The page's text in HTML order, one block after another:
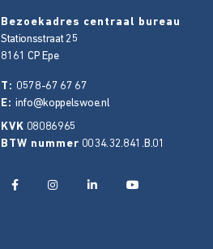
Bezoekadres centraal bureau
Stationsstraat 25
8161 CP Epe
T: 0578-67 67 67
E: info@koppelswoe.nl
KVK 08086965
BTW nummer 0034.32.841.B.01